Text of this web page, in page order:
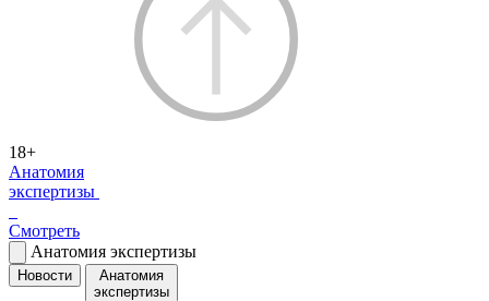
18+
Анатомия
экспертизы
Смотреть
Анатомия экспертизы
Новости
Анатомия
экспертизы